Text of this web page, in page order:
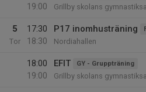
19:00
Grillby skolans gymnastiksal
5
Tor
17:30
18:30
P17 inomhusträning
Nordiahallen
18:00
19:00
EFIT GY - Gruppträning
Grillby skolans gymnastiksal